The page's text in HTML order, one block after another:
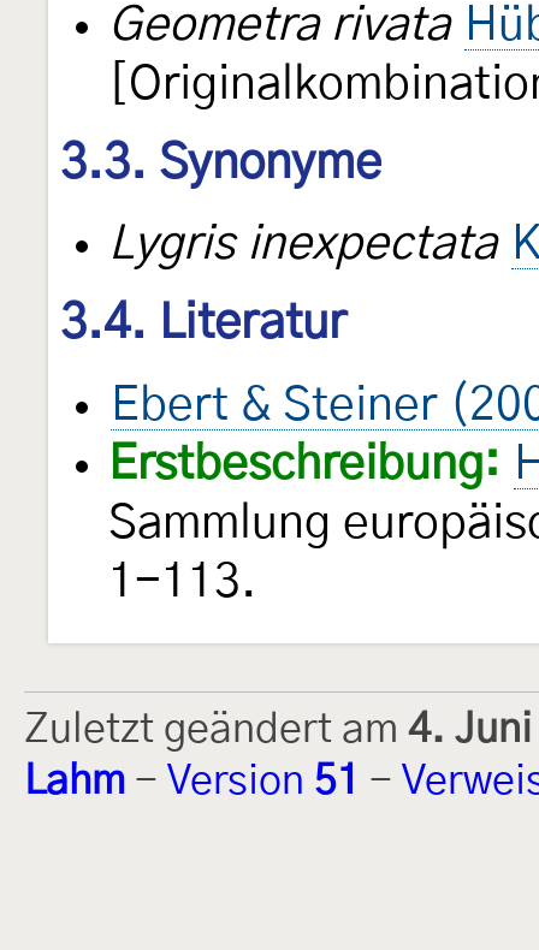
Geometra rivata
3.3. Synonyme
Lygris inexpectata
3.4. Literatur
Ebert & Steiner
Erstbeschreibung:
Sammlung
1-113.
Zuletzt geändert am 4.
Lahm - Version 51 -